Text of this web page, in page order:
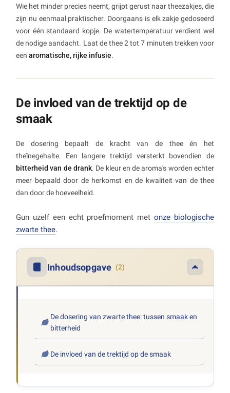
Wie het minder precies neemt, grijpt gerust naar theezakjes, die
zijn nu eenmaal praktischer. Doorgaans is elk zakje gedoseerd
voor één standaard kopje. De watertemperatuur verdient wel
de nodige aandacht. Laat de thee 2 tot 7 minuten trekken voor
een aromatische, rijke infusie.
De invloed van de trektijd op de
smaak
De dosering bepaalt de kracht van de thee én het
theïnegehalte. Een langere trektijd versterkt bovendien de
bitterheid van de drank. De kleur en de aroma's worden echter
meer bepaald door de herkomst en de kwaliteit van de thee
dan door de hoeveelheid.
Gun uzelf een echt proefmoment metonze biologische
zwarte thee.
Inhoudsopgave (2)
De dosering van zwarte thee: tussen smaak en
bitterheid
De invloed van de trektijd op de smaak